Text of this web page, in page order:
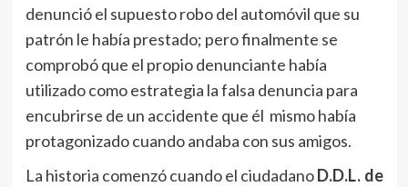
denunció el supuesto robo del automóvil que su
patrón le había prestado; pero finalmente se
comprobó que el propio denunciante había
utilizado como estrategia la falsa denuncia para
encubrirse de un accidente que él mismo había
protagonizado cuando andaba con sus amigos.
La historia comenzó cuando el ciudadanoD.D.L. de